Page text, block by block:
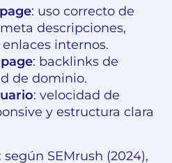
: uso correcto de
descripciones,
internos.
: backlinks de
de dominio.
: velocidad de
y estructura clara
SEMrush (2024),